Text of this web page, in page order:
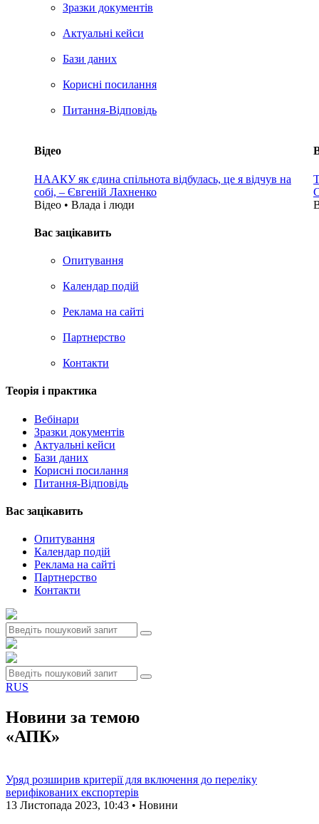
Зразки документів
Актуальні кейси
Бази даних
Корисні посилання
Питання-Відповідь
Відео
НААКУ як єдина спільнота відбулась, це я відчув на
собі, – Євгеній Лахненко
Відео • Влада i люди
Вас зацікавить
Опитування
Календар подій
Реклама на сайтi
Партнерство
Контакти
Теорія i практика
Вебінари
Зразки документів
Актуальні кейси
Бази даних
Корисні посилання
Питання-Відповідь
Вас зацiкавить
Опитування
Календар подій
Реклама на сайтi
Партнерство
Контакти
RUS
Новини за темою
«АПК»
Уряд розширив критерії для включення до переліку
верифікованих експортерів
13 Листопада 2023, 10:43 • Новини